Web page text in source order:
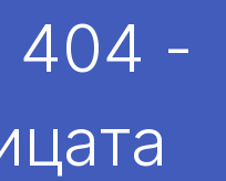
404 -